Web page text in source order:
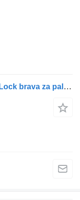
Volvo 1063436 / 20398485 Steering Lock brava za paljenje za tegljača